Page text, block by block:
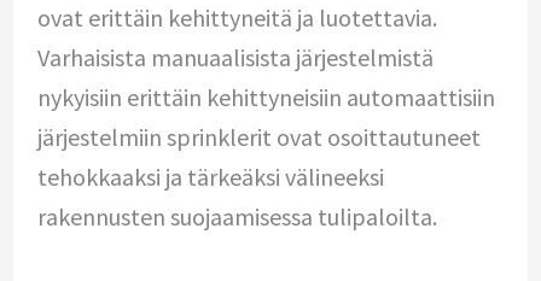
ovat erittäin kehittyneitä ja luotettavia.
Varhaisista manuaalisista järjestelmistä
nykyisiin erittäin kehittyneisiin automaattisiin
järjestelmiin sprinklerit ovat osoittautuneet
tehokkaaksi ja tärkeäksi välineeksi
rakennusten suojaamisessa tulipaloilta.